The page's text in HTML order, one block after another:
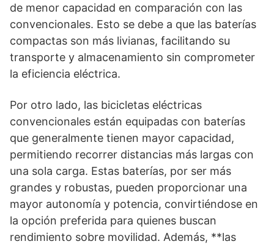
de menor capacidad en comparación con las
convencionales. Esto se debe a que las baterías
compactas son más livianas, facilitando su
transporte y almacenamiento sin comprometer
la eficiencia eléctrica.
Por otro lado, las bicicletas eléctricas
convencionales están equipadas con baterías
que generalmente tienen mayor capacidad,
permitiendo recorrer distancias más largas con
una sola carga. Estas baterías, por ser más
grandes y robustas, pueden proporcionar una
mayor autonomía y potencia, convirtiéndose en
la opción preferida para quienes buscan
rendimiento sobre movilidad. Además, **las